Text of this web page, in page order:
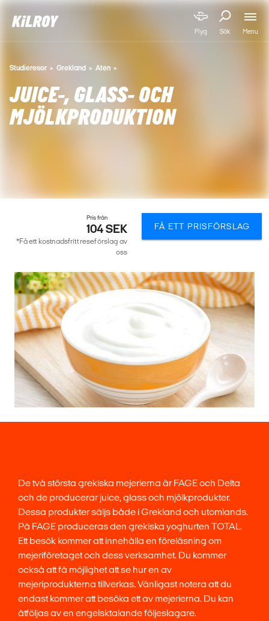
Flyg Sök Menu
Studieresor Grekland Aten
JUICE-, GLASS- OCH
MJÖLKPRODUKTION
De två största grekiska mejerierna är FAGE och Delta
och de producerar juice, glass och mjölkprodukter.
Dessa produkter säljs både i Grekland och utomlands.
På FAGE produceras den grekiska yoghurten TOTAL.
Ett besök kommer att innehålla en föreläsning om
mejeriföretaget och dess verksamhet. Du kommer
också att få möjlighet att se hur en av
mejeriprodukterna tillverkas. Vänligast notera att du
endast kommer att besöka ett av mejerierna. Du kan
åtföljas av en engelsktalande följeslagare.
Pris från
104 SEK
*Få ett kostnadsfritt reseförslag av
oss
FÅ ETT PRISFÖRSLAG